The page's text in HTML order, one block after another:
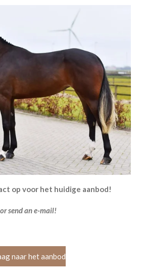
op voor het huidige aanbod!
send an e-mail!
naar het aanbod